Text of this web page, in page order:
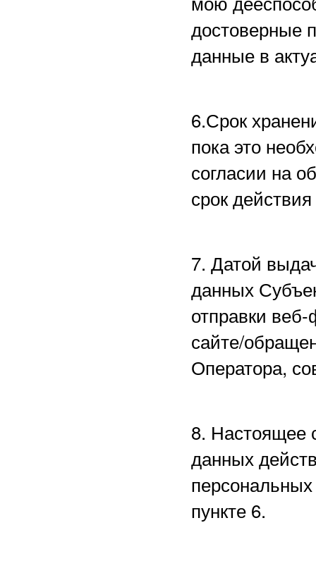
достоверные
данные в
6.Срок
пока это
согласии на
срок
7. Датой
данных
отправки
сайте/
Оператора,
8. Настоящее
данных
пункте 6.